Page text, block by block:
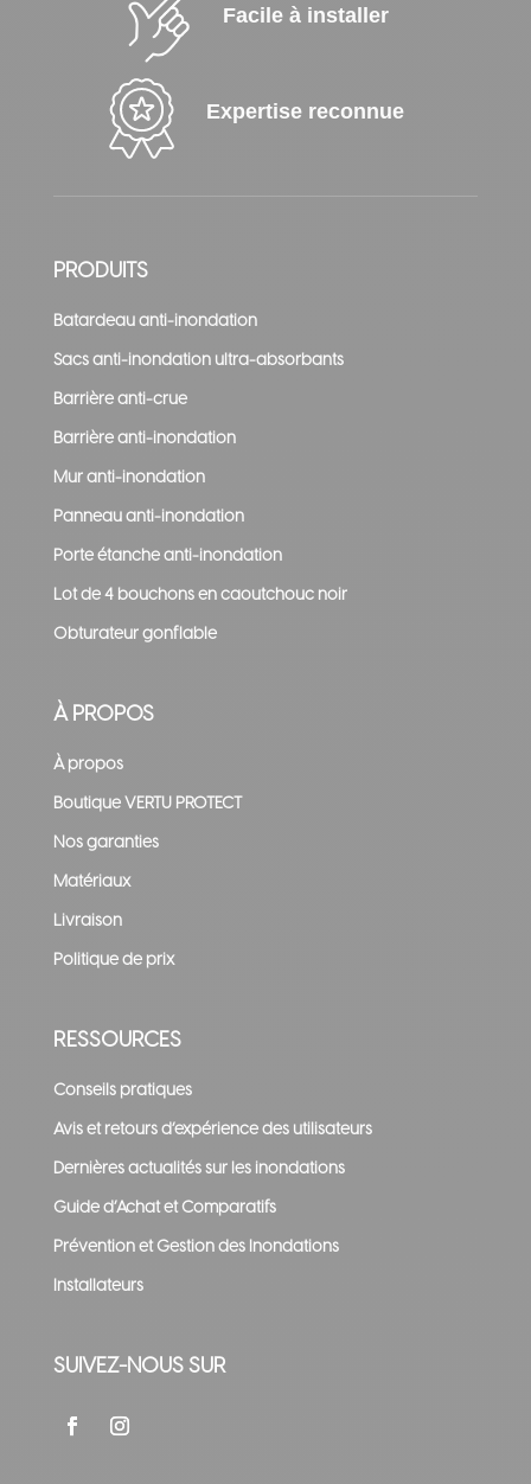
Facile à installer
Expertise reconnue
PRODUITS
Batardeau anti-inondation
Sacs anti-inondation ultra-absorbants
Barrière anti-crue
Barrière anti-inondation
Mur anti-inondation
Panneau anti-inondation
Porte étanche anti-inondation
Lot de 4 bouchons en caoutchouc noir
Obturateur gonflable
À PROPOS
À propos
Boutique VERTU PROTECT
Nos garanties
Matériaux
Livraison
Politique de prix
RESSOURCES
Conseils pratiques
Avis et retours d’expérience des utilisateurs
Dernières actualités sur les inondations
Guide d’Achat et Comparatifs
Prévention et Gestion des Inondations
Installateurs
SUIVEZ-NOUS SUR